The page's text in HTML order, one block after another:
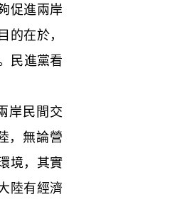
促進兩岸
在於，
民進黨看
岸民間交
，無論營
境，其實
陸有經濟